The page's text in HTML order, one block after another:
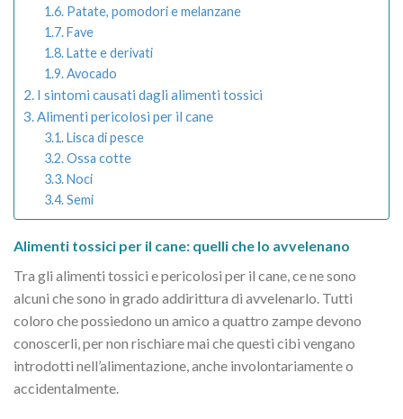
Patate, pomodori e melanzane
Fave
Latte e derivati
Avocado
I sintomi causati dagli alimenti tossici
Alimenti pericolosi per il cane
Lisca di pesce
Ossa cotte
Noci
Semi
Alimenti tossici per il cane: quelli che lo avvelenano
Tra gli alimenti tossici e pericolosi per il cane, ce ne sono
alcuni che sono in grado addirittura di avvelenarlo. Tutti
coloro che possiedono un amico a quattro zampe devono
conoscerli, per non rischiare mai che questi cibi vengano
introdotti nell’alimentazione, anche involontariamente o
accidentalmente.